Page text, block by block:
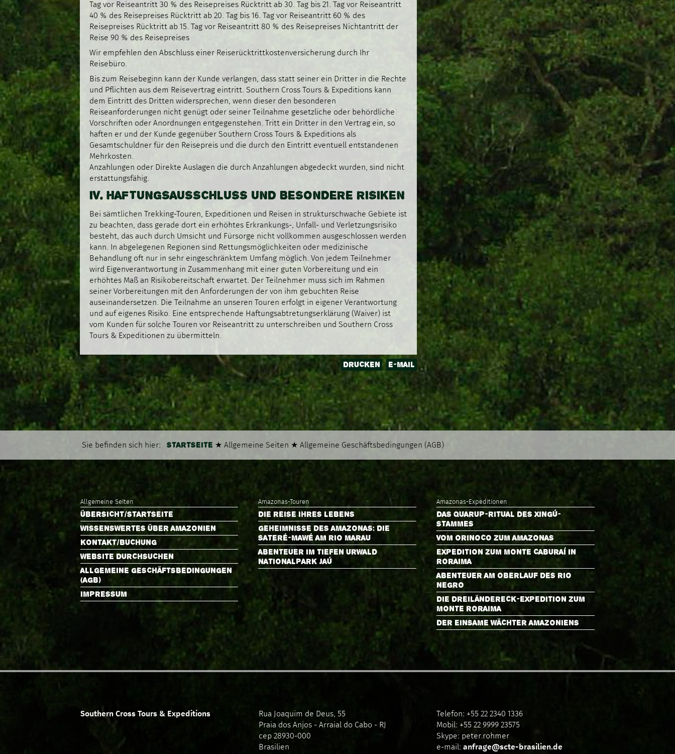
Tag vor Reiseantritt 30 % des Reisepreises Rücktritt ab 30. Tag bis 21. Tag vor Reiseantritt
40 % des Reisepreises Rücktritt ab 20. Tag bis 16. Tag vor Reiseantritt 60 % des
Reisepreises Rücktritt ab 15. Tag vor Reiseantritt 80 % des Reisepreises Nichtantritt der
Reise 90 % des Reisepreises
Wir empfehlen den Abschluss einer Reiserücktrittkostenversicherung durch Ihr
Reisebüro.
Bis zum Reisebeginn kann der Kunde verlangen, dass statt seiner ein Dritter in die Rechte
und Pflichten aus dem Reisevertrag eintritt. Southern Cross Tours & Expeditions kann
dem Eintritt des Dritten widersprechen, wenn dieser den besonderen
Reiseanforderungen nicht genügt oder seiner Teilnahme gesetzliche oder behördliche
Vorschriften oder Anordnungen entgegenstehen. Tritt ein Dritter in den Vertrag ein, so
haften er und der Kunde gegenüber Southern Cross Tours & Expeditions als
Gesamtschuldner für den Reisepreis und die durch den Eintritt eventuell entstandenen
Mehrkosten.
Anzahlungen oder Direkte Auslagen die durch Anzahlungen abgedeckt wurden, sind nicht
erstattungsfähig.
IV. HAFTUNGSAUSSCHLUSS UND BESONDERE RISIKEN
Bei sämtlichen Trekking-Touren, Expeditionen und Reisen in strukturschwache Gebiete ist
zu beachten, dass gerade dort ein erhöhtes Erkrankungs-, Unfall- und Verletzungsrisiko
besteht, das auch durch Umsicht und Fürsorge nicht vollkommen ausgeschlossen werden
kann. In abgelegenen Regionen sind Rettungsmöglichkeiten oder medizinische
Behandlung oft nur in sehr eingeschränktem Umfang möglich. Von jedem Teilnehmer
wird Eigenverantwortung in Zusammenhang mit einer guten Vorbereitung und ein
erhöhtes Maß an Risikobereitschaft erwartet. Der Teilnehmer muss sich im Rahmen
seiner Vorbereitungen mit den Anforderungen der von ihm gebuchten Reise
auseinandersetzen. Die Teilnahme an unseren Touren erfolgt in eigener Verantwortung
und auf eigenes Risiko. Eine entsprechende Haftungsabtretungserklärung (Waiver) ist
vom Kunden für solche Touren vor Reiseantritt zu unterschreiben und Southern Cross
Tours & Expeditionen zu übermitteln.
DRUCKEN E-MAIL
Sie befinden sich hier: STARTSEITE ★ Allgemeine Seiten ★ Allgemeine Geschäftsbedingungen (AGB)
Allgemeine Seiten
ÜBERSICHT/STARTSEITE
WISSENSWERTES ÜBER AMAZONIEN
KONTAKT/BUCHUNG
WEBSITE DURCHSUCHEN
ALLGEMEINE GESCHÄFTSBEDINGUNGEN
(AGB)
IMPRESSUM
Amazonas-Touren
DIE REISE IHRES LEBENS
GEHEIMNISSE DES AMAZONAS: DIE
SATERÉ-MAWÉ AM RIO MARAU
ABENTEUER IM TIEFEN URWALD
NATIONALPARK JAÚ
Amazonas-Expeditionen
DAS QUARUP-RITUAL DES XINGÚ-
STAMMES
VOM ORINOCO ZUM AMAZONAS
EXPEDITION ZUM MONTE CABURAÍ IN
RORAIMA
ABENTEUER AM OBERLAUF DES RIO
NEGRO
DIE DREILÄNDERECK-EXPEDITION ZUM
MONTE RORAIMA
DER EINSAME WÄCHTER AMAZONIENS
Southern Cross Tours & Expeditions
Rua Joaquim de Deus, 55
Praia dos Anjos - Arraial do Cabo - RJ
cep 28930-000
Brasilien
Telefon: +55 22 2340 1336
Mobil: +55 22 9999 23575
Skype: peter.rohmer
e-mail:anfrage@scte-brasilien.de